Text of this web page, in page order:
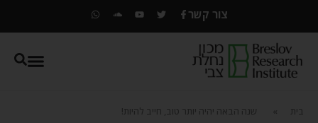
צור קשר
בית שנה הבאה יהיה יותר טוב, חייב להיות!